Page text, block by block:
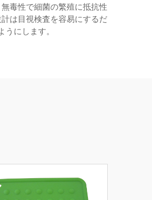
毒性で細菌の繁殖に抵抗性
は目視検査を容易にするだ
にします。